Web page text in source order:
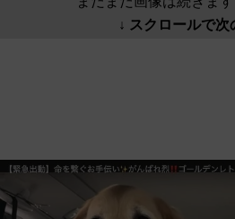
↓ スクロールで次